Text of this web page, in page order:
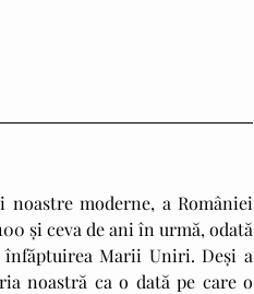
și ceva de ani în urmă, odată
înfăptuirea Marii Uniri. Deși a
noastră ca o dată pe care o